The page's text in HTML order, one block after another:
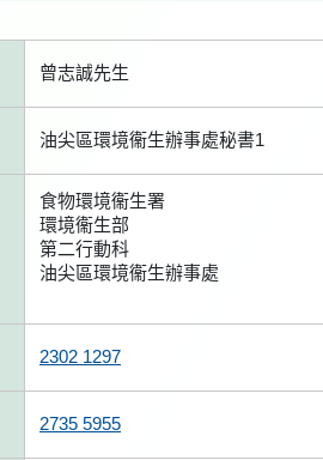
曾志誠先生
油尖區環境衞生辦事處秘書1
食物環境衞生署
環境衞生部
第二行動科
油尖區環境衞生辦事處
2302 1297
2735 5955